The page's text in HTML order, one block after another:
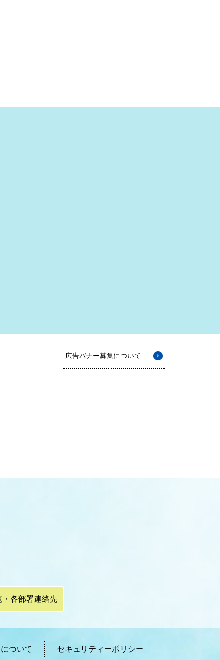
広告バナー募集について
・各部署連絡先
ついて セキュリティーポリシー